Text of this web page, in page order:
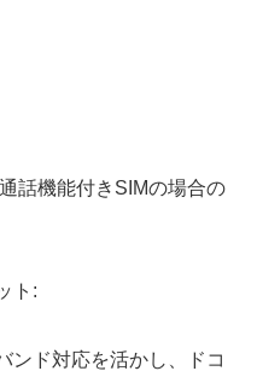
話機能付きSIMの場合の
ト:
ンド対応を活かし、ドコ